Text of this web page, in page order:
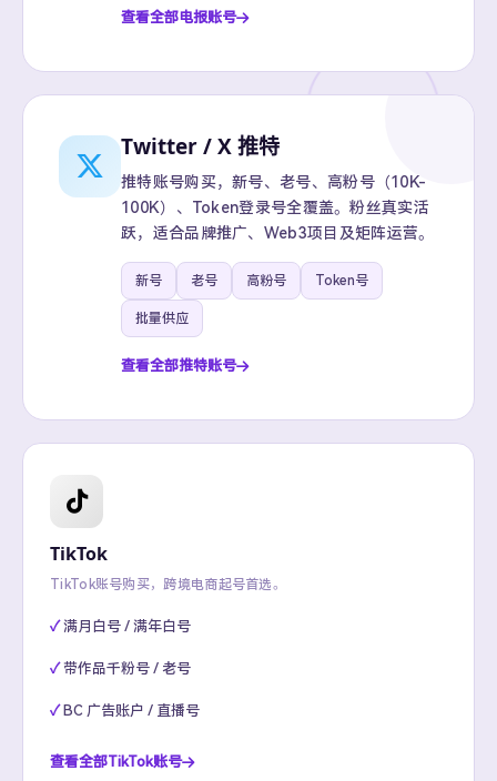
查看全部电报账号
Twitter / X 推特
推特账号购买，新号、老号、高粉号（10K-
100K）、Token登录号全覆盖。粉丝真实活
跃，适合品牌推广、Web3项目及矩阵运营。
新号 老号 高粉号 Token号
批量供应
查看全部推特账号
TikTok
TikTok账号购买，跨境电商起号首选。
满月白号 / 满年白号
带作品千粉号 / 老号
BC 广告账户 / 直播号
查看全部TikTok账号